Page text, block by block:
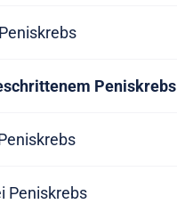
Peniskrebs
Peniskrebs